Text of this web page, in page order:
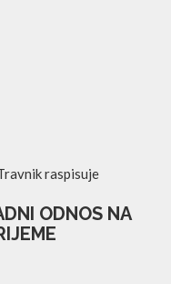
raspisuje
ODNOS NA